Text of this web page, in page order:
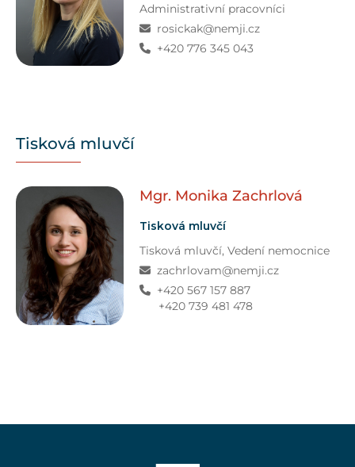
Administrativní pracovníci
rosickak@nemji.cz
+420 776 345 043
Tisková mluvčí
Mgr. Monika Zachrlová
Tisková mluvčí
Tisková mluvčí, Vedení nemocnice
zachrlovam@nemji.cz
+420 567 157 887
+420 739 481 478